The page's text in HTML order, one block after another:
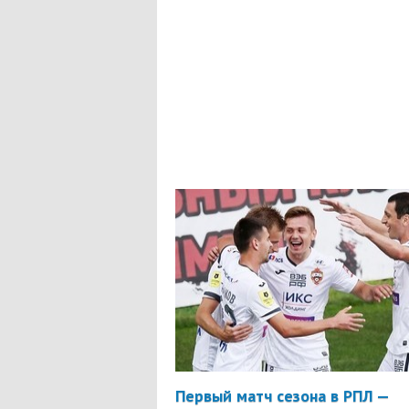
Первый матч сезона в РПЛ —